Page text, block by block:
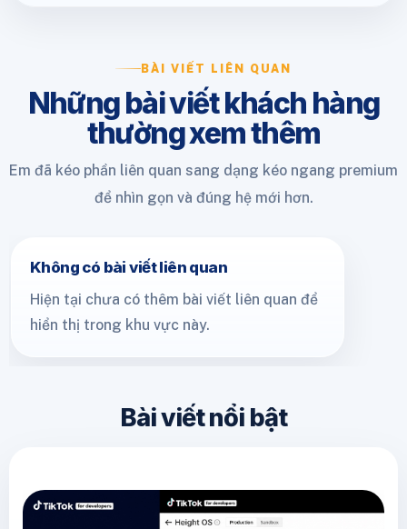
BÀI VIẾT LIÊN QUAN
Những bài viết khách hàng
thường xem thêm
Em đã kéo phần liên quan sang dạng kéo ngang premium
để nhìn gọn và đúng hệ mới hơn.
Không có bài viết liên quan
Hiện tại chưa có thêm bài viết liên quan để
hiển thị trong khu vực này.
Bài viết nổi bật